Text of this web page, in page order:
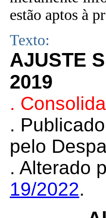
estão aptos à
Texto:
AJUSTE
2019
.
.
pelo
. Alterado
19/2022.